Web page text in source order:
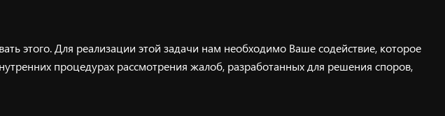
этого. Для реализации этой задачи нам необходимо Ваше содействие, которое
процедурах рассмотрения жалоб, разработанных для решения споров,